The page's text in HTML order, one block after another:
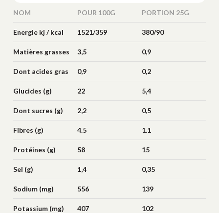
NOM POUR 100G PORTION 25G
Energie kj / kcal 1521/359 380/90
Matières grasses
(g)
3,5 0,9
Dont acides gras
saturés (g)
0,9 0,2
Glucides (g) 22 5,4
Dont sucres (g) 2,2 0,5
Fibres (g) 4.5 1.1
Protéines (g) 58 15
Sel (g) 1,4 0,35
Sodium (mg) 556 139
Potassium (mg) 407 102